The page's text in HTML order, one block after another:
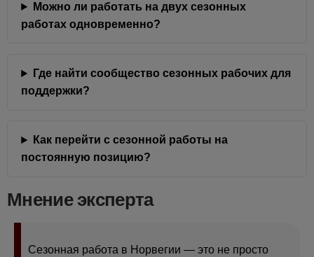
Можно ли работать на двух сезонных
работах одновременно?
Где найти сообщество сезонных рабочих для
поддержки?
Как перейти с сезонной работы на
постоянную позицию?
Мнение эксперта
Сезонная работа в Норвегии — это не просто